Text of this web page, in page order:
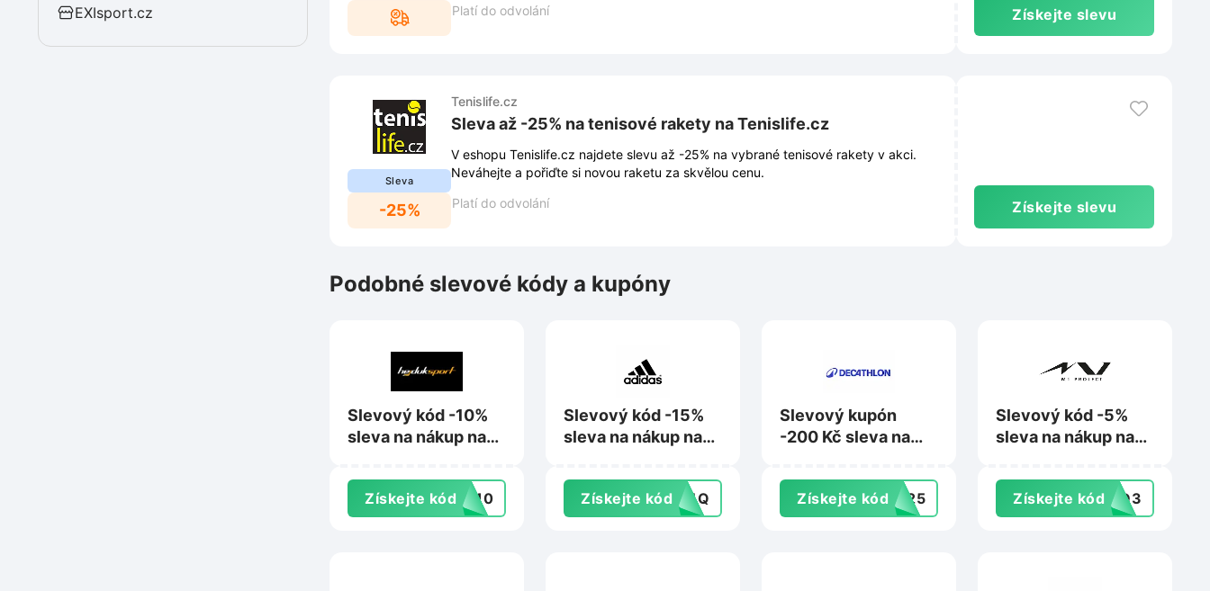
EXIsport.cz
Platí do odvolání
Získejte slevu
Sleva
-25%
Tenislife.cz
Sleva až -25% na tenisové rakety na Tenislife.cz
V eshopu Tenislife.cz najdete slevu až -25% na vybrané tenisové rakety v akci.
Neváhejte a pořiďte si novou raketu za skvělou cenu.
Platí do odvolání
Získejte slevu
Podobné slevové kódy a kupóny
Slevový kód -10%
sleva na nákup na
Získejte kódME10
Slevový kód -15%
sleva na nákup na
Získejte kódPR4Q
Slevový kupón
-200 Kč sleva na
potřeb na
Decathlon.cz
Získejte kód8425
Slevový kód -5%
sleva na nákup na
Získejte kódCGD3